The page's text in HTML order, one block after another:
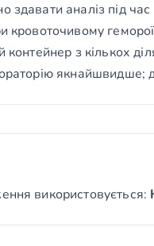
аналіз під час
кровоточивому
контейнер з кількох
якнайшвидше;
використовується: